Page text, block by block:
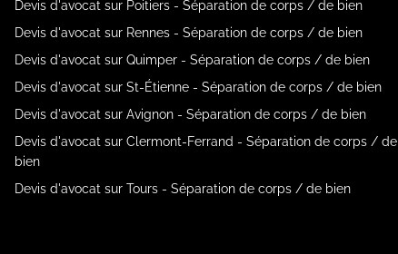
Devis d'avocat sur Poitiers - Séparation de corps / de bien
Devis d'avocat sur Rennes - Séparation de corps / de bien
Devis d'avocat sur Quimper - Séparation de corps / de bien
Devis d'avocat sur St-Étienne - Séparation de corps / de bien
Devis d'avocat sur Avignon - Séparation de corps / de bien
Devis d'avocat sur Clermont-Ferrand - Séparation de corps / de
bien
Devis d'avocat sur Tours - Séparation de corps / de bien